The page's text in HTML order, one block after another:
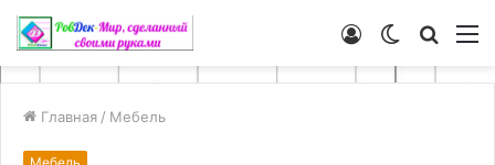
Switch
Войти
Главная / Мебель